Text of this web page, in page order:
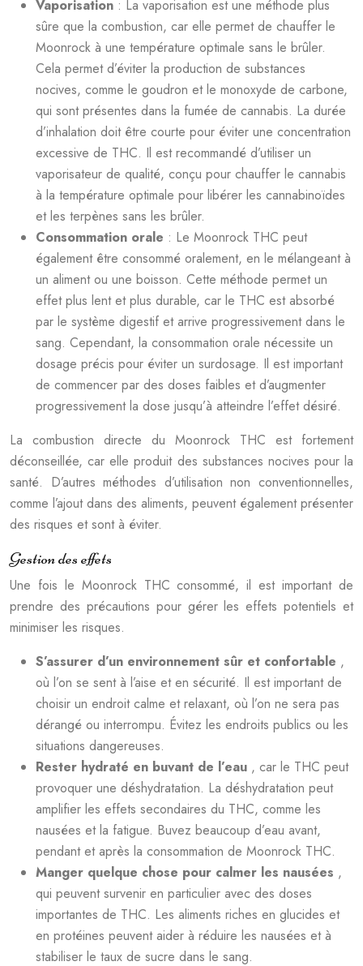
Vaporisation : La vaporisation est une méthode plus
sûre que la combustion, car elle permet de chauffer le
Moonrock à une température optimale sans le brûler.
Cela permet d’éviter la production de substances
nocives, comme le goudron et le monoxyde de carbone,
qui sont présentes dans la fumée de cannabis. La durée
d’inhalation doit être courte pour éviter une concentration
excessive de THC. Il est recommandé d’utiliser un
vaporisateur de qualité, conçu pour chauffer le cannabis
à la température optimale pour libérer les cannabinoïdes
et les terpènes sans les brûler.
Consommation orale : Le Moonrock THC peut
également être consommé oralement, en le mélangeant à
un aliment ou une boisson. Cette méthode permet un
effet plus lent et plus durable, car le THC est absorbé
par le système digestif et arrive progressivement dans le
sang. Cependant, la consommation orale nécessite un
dosage précis pour éviter un surdosage. Il est important
de commencer par des doses faibles et d’augmenter
progressivement la dose jusqu’à atteindre l’effet désiré.
La combustion directe du Moonrock THC est fortement
déconseillée, car elle produit des substances nocives pour la
santé. D’autres méthodes d’utilisation non conventionnelles,
comme l’ajout dans des aliments, peuvent également présenter
des risques et sont à éviter.
Gestion des effets
Une fois le Moonrock THC consommé, il est important de
prendre des précautions pour gérer les effets potentiels et
minimiser les risques.
S’assurer d’un environnement sûr et confortable ,
où l’on se sent à l’aise et en sécurité. Il est important de
choisir un endroit calme et relaxant, où l’on ne sera pas
dérangé ou interrompu. Évitez les endroits publics ou les
situations dangereuses.
Rester hydraté en buvant de l’eau , car le THC peut
provoquer une déshydratation. La déshydratation peut
amplifier les effets secondaires du THC, comme les
nausées et la fatigue. Buvez beaucoup d’eau avant,
pendant et après la consommation de Moonrock THC.
Manger quelque chose pour calmer les nausées ,
qui peuvent survenir en particulier avec des doses
importantes de THC. Les aliments riches en glucides et
en protéines peuvent aider à réduire les nausées et à
stabiliser le taux de sucre dans le sang.